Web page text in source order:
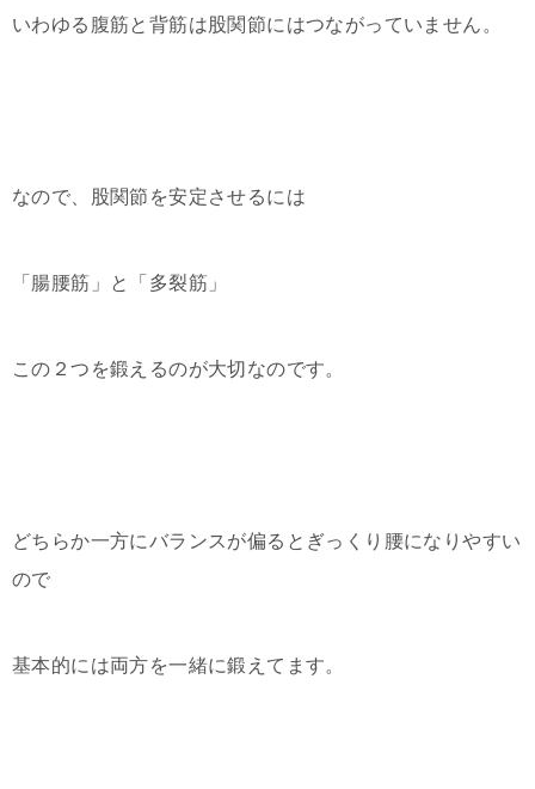
いわゆる腹筋と背筋は股関節にはつながっていません。
なので、股関節を安定させるには
「腸腰筋」と「多裂筋」
この２つを鍛えるのが大切なのです。
どちらか一方にバランスが偏るとぎっくり腰になりやすい
ので
基本的には両方を一緒に鍛えてます。